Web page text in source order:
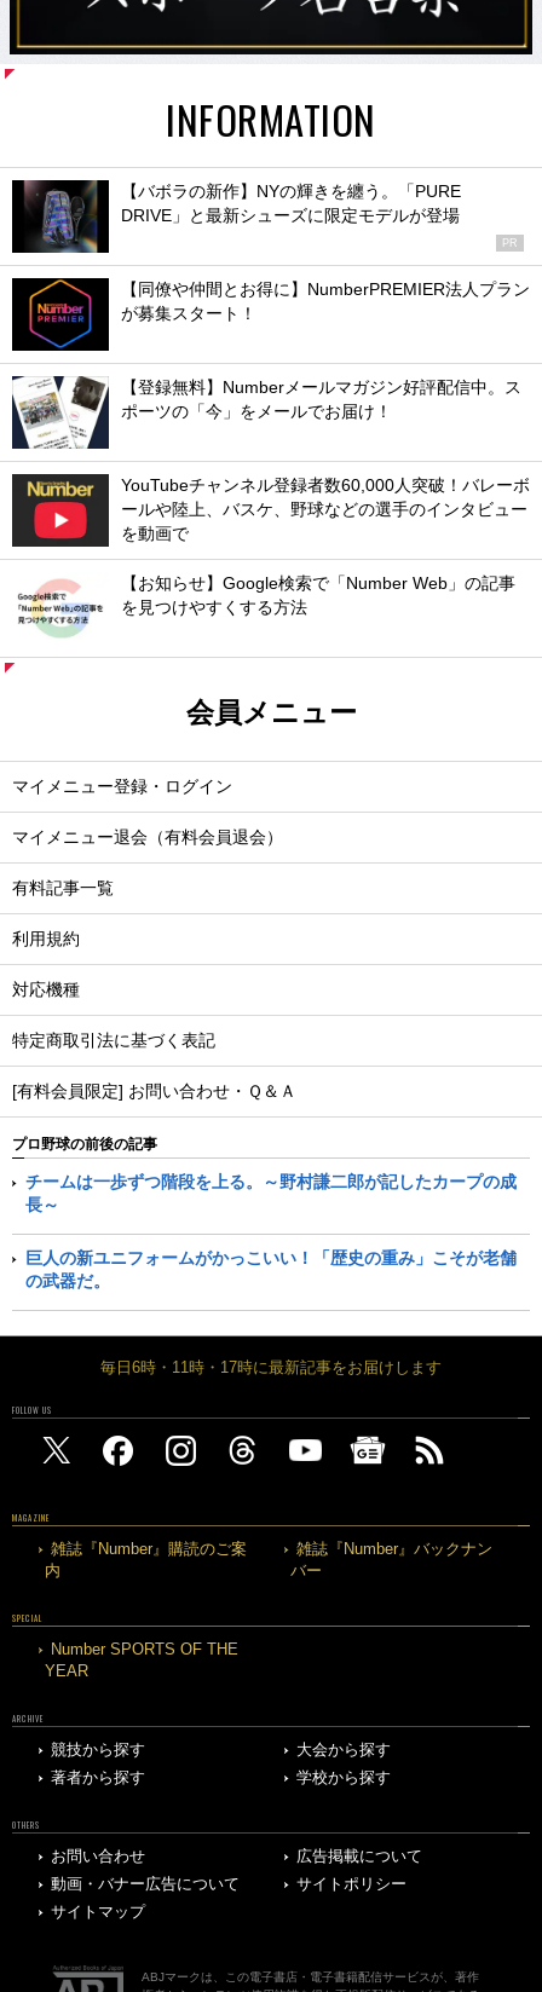
INFORMATION
【バボラの新作】NYの輝きを纏う。「PURE
DRIVE」と最新シューズに限定モデルが登場
PR
【同僚や仲間とお得に】NumberPREMIER法人プラン
が募集スタート！
【登録無料】Numberメールマガジン好評配信中。ス
ポーツの「今」をメールでお届け！
YouTubeチャンネル登録者数60,000人突破！バレーボ
ールや陸上、バスケ、野球などの選手のインタビュー
を動画で
【お知らせ】Google検索で「Number Web」の記事
を見つけやすくする方法
会員メニュー
マイメニュー登録・ログイン
マイメニュー退会（有料会員退会）
有料記事一覧
利用規約
対応機種
特定商取引法に基づく表記
[有料会員限定] お問い合わせ・Ｑ＆Ａ
プロ野球の前後の記事
チームは一歩ずつ階段を上る。～野村謙二郎が記したカープの成
長～
巨人の新ユニフォームがかっこいい！「歴史の重み」こそが老舗
の武器だ。
毎日6時・11時・17時に最新記事をお届けします
FOLLOW US
MAGAZINE
雑誌『Number』購読のご案
内
雑誌『Number』バックナン
バー
SPECIAL
Number SPORTS OF THE
YEAR
ARCHIVE
競技から探す
大会から探す
著者から探す
学校から探す
OTHERS
お問い合わせ
広告掲載について
動画・バナー広告について
サイトポリシー
サイトマップ
ABJマークは、この電子書店・電子書籍配信サービスが、著作